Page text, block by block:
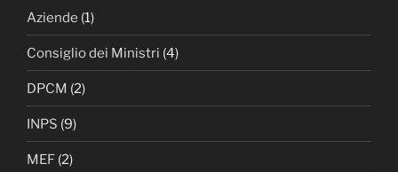
Aziende (1)
Consiglio dei Ministri (4)
DPCM (2)
INPS (9)
MEF (2)